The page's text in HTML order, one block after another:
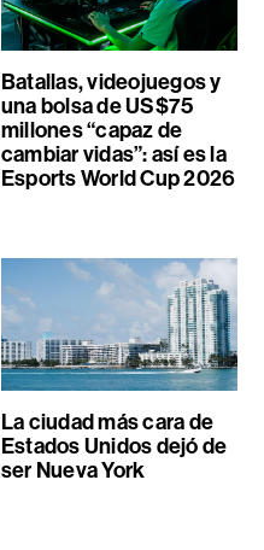
Batallas, videojuegos y
una bolsa de US$75
millones “capaz de
cambiar vidas”: así es la
Esports World Cup 2026
La ciudad más cara de
Estados Unidos dejó de
ser Nueva York